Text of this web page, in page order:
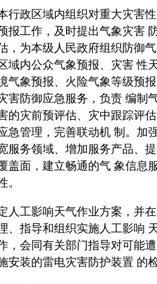
行政区域内组织对重大灾害
报工作，及时提出气象灾害
，为本级人民政府组织防御
域内公众气象预报、灾害 性
气象预报、火险气象等级预
害防御应急服务，负责 编制
的灾前预评估、灾中跟踪评
急管理，完善联动机 制。加
服务领域、增加服务产品、
盖面，建立畅通的气 象信息
。
人工影响天气作业方案，并
、指导和组织实施人工影响
，会同有关部门指导对可能
安装的雷电灾害防护装置 的